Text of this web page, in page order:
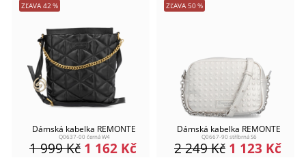
ZĽAVA 42%
Dámská kabelka REMONTE
Q0637-00 černá W4
1 162 Kč
1 999Kč
ZĽAVA 50%
Dámská kabelka REMONTE
Q0667-90 stříbrná S6
1 123 Kč
2 249Kč